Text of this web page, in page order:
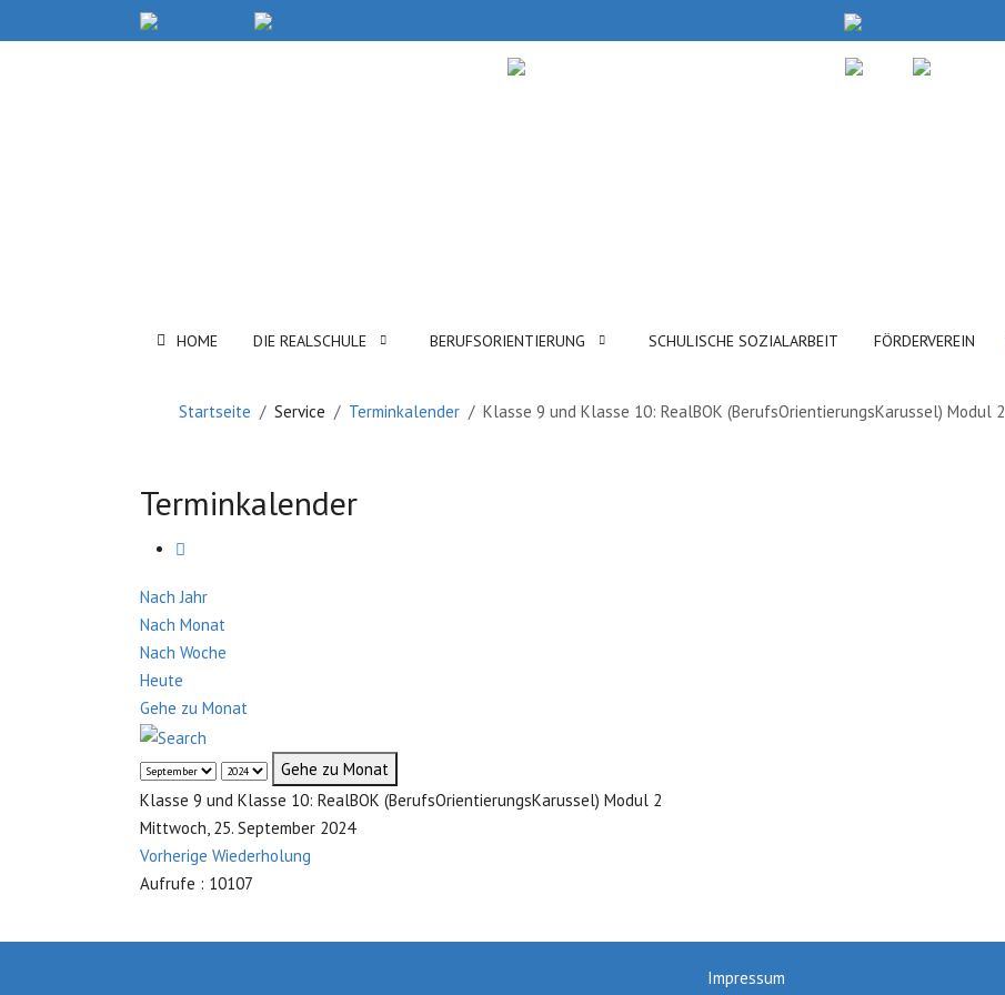
HOME DIE REALSCHULE BERUFSORIENTIERUNG SCHULISCHE SOZIALARBEIT FÖRDERVEREIN
Startseite Service Terminkalender Klasse 9 und Klasse 10: RealBOK (BerufsOrientierungsKarussel) Modul 2
Terminkalender
Nach Jahr
Nach Monat
Nach Woche
Heute
Gehe zu Monat
Gehe zu Monat
Klasse 9 und Klasse 10: RealBOK (BerufsOrientierungsKarussel) Modul 2
Mittwoch, 25. September 2024
Vorherige Wiederholung
Aufrufe : 10107
Impressum